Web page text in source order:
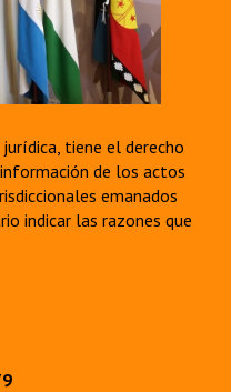
tiene el derecho
de los actos
emanados
indicar las razones que